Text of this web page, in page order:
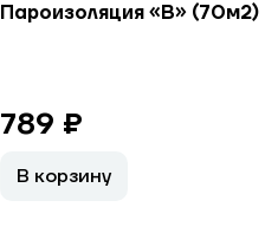
Пароизоляция «В» (70м2)
789 ₽
В корзину